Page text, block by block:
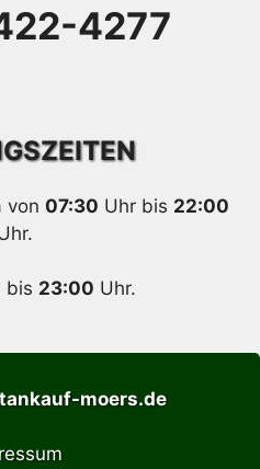
4277
von 07:30 Uhr bis 22:00
bis 23:00 Uhr.
moers.de